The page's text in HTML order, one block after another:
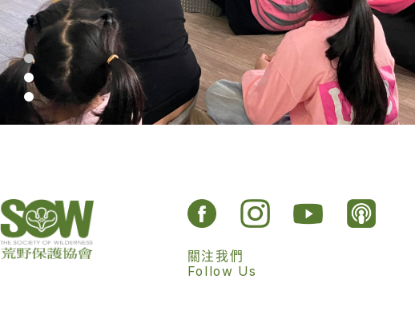
關注我們
Follow Us